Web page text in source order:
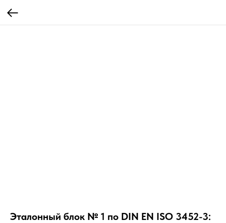
Эталонный блок № 1 по DIN EN ISO 3452-3: